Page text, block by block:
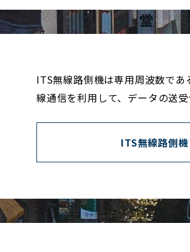
ITS無線路側機は専用周波数で
線通信を利用して、データの送受
ITS無線路側機